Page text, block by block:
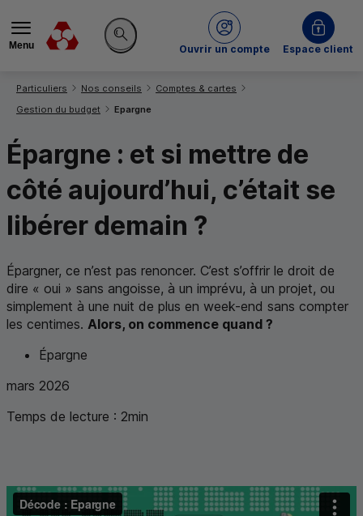
Menu
Rechercher sur le site
Ouvrir un compte
du Crédit MutuelEspace client
Vous êtes ici:
Particuliers Nos conseils
Comptes & cartes
Gestion du budget
Epargne
Épargne : et si mettre de
côté aujourd’hui, c’était se
libérer demain ?
Épargner, ce n’est pas renoncer. C’est s’offrir le droit de
dire « oui » sans angoisse, à un imprévu, à un projet, ou
simplement à une nuit de plus en week-end sans compter
les centimes. Alors, on commence quand ?
Épargne
mars 2026
Temps de lecture : 2min